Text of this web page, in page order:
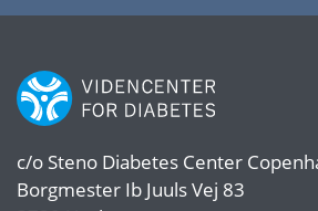
c/o Steno Diabetes Center
Borgmester Ib Juuls Vej 83